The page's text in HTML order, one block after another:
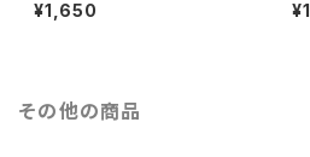
¥1,650
その他の商品